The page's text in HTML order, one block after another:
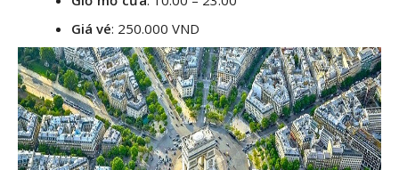
Giá vé: 250.000 VND